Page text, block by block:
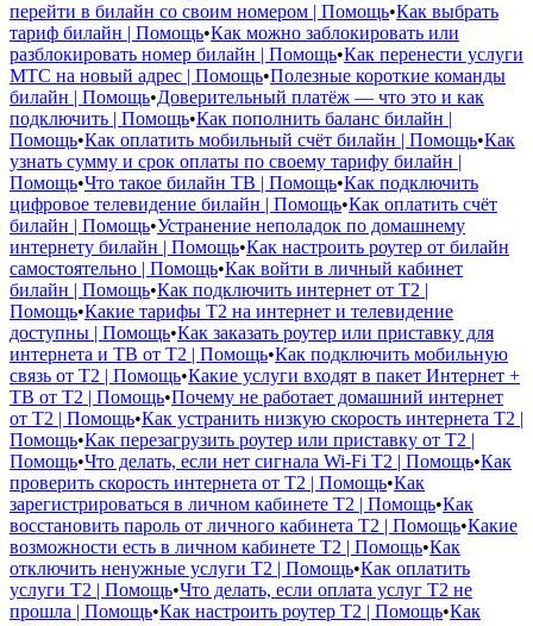
перейти в билайн со своим номером | Помощь•Как выбрать
тариф билайн | Помощь•Как можно заблокировать или
разблокировать номер билайн | Помощь•Как перенести услуги
МТС на новый адрес | Помощь•Полезные короткие команды
билайн | Помощь•Доверительный платёж — что это и как
подключить | Помощь•Как пополнить баланс билайн |
Помощь•Как оплатить мобильный счёт билайн | Помощь•Как
узнать сумму и срок оплаты по своему тарифу билайн |
Помощь•Что такое билайн ТВ | Помощь•Как подключить
цифровое телевидение билайн | Помощь•Как оплатить счёт
билайн | Помощь•Устранение неполадок по домашнему
интернету билайн | Помощь•Как настроить роутер от билайн
самостоятельно | Помощь•Как войти в личный кабинет
билайн | Помощь•Как подключить интернет от T2 |
Помощь•Какие тарифы T2 на интернет и телевидение
доступны | Помощь•Как заказать роутер или приставку для
интернета и ТВ от T2 | Помощь•Как подключить мобильную
связь от T2 | Помощь•Какие услуги входят в пакет Интернет +
ТВ от T2 | Помощь•Почему не работает домашний интернет
от T2 | Помощь•Как устранить низкую скорость интернета T2 |
Помощь•Как перезагрузить роутер или приставку от T2 |
Помощь•Что делать, если нет сигнала Wi-Fi T2 | Помощь•Как
проверить скорость интернета от T2 | Помощь•Как
зарегистрироваться в личном кабинете T2 | Помощь•Как
восстановить пароль от личного кабинета T2 | Помощь•Какие
возможности есть в личном кабинете T2 | Помощь•Как
отключить ненужные услуги T2 | Помощь•Как оплатить
услуги T2 | Помощь•Что делать, если оплата услуг T2 не
прошла | Помощь•Как настроить роутер T2 | Помощь•Как